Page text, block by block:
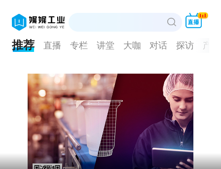
推荐 直播 专栏 讲堂 大咖 对话 探访 产品